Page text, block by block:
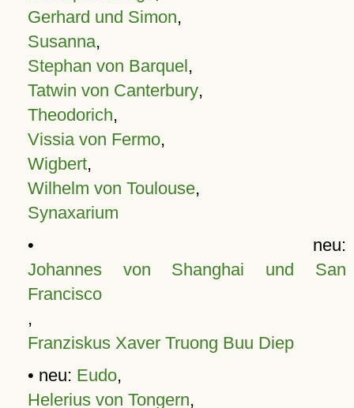
Gerhard und Simon,
Susanna,
Stephan von Barquel,
Tatwin von Canterbury,
Theodorich,
Vissia von Fermo,
Wigbert,
Wilhelm von Toulouse,
Synaxarium
• neu:
Johannes von Shanghai und San
Francisco
,
Franziskus Xaver Truong Buu Diep
• neu: Eudo,
Helerius von Tongern,